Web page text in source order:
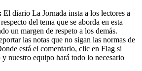
El diario La Jornada insta a los lectores a
del tema que se aborda en esta
un margen de respeto a los demás.
las notas que no sigan las normas de
está el comentario, clic en Flag si
y nuestro equipo hará todo lo necesario